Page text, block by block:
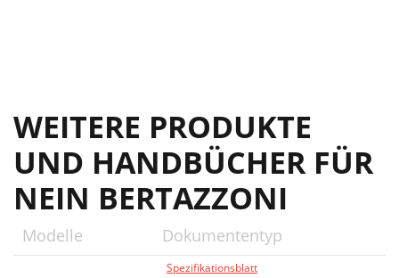
WEITERE PRODUKTE
UND HANDBÜCHER FÜR
NEIN BERTAZZONI
Modelle Dokumententyp
Spezifikationsblatt